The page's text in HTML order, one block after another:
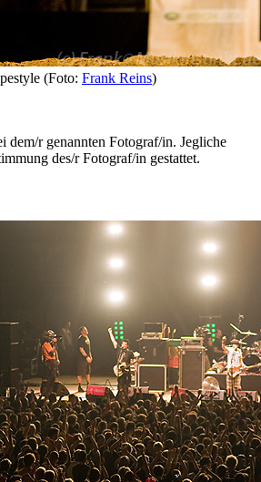
(Foto: Frank Reins)
dem/r genannten Fotograf/in. Jegliche
des/r Fotograf/in gestattet.